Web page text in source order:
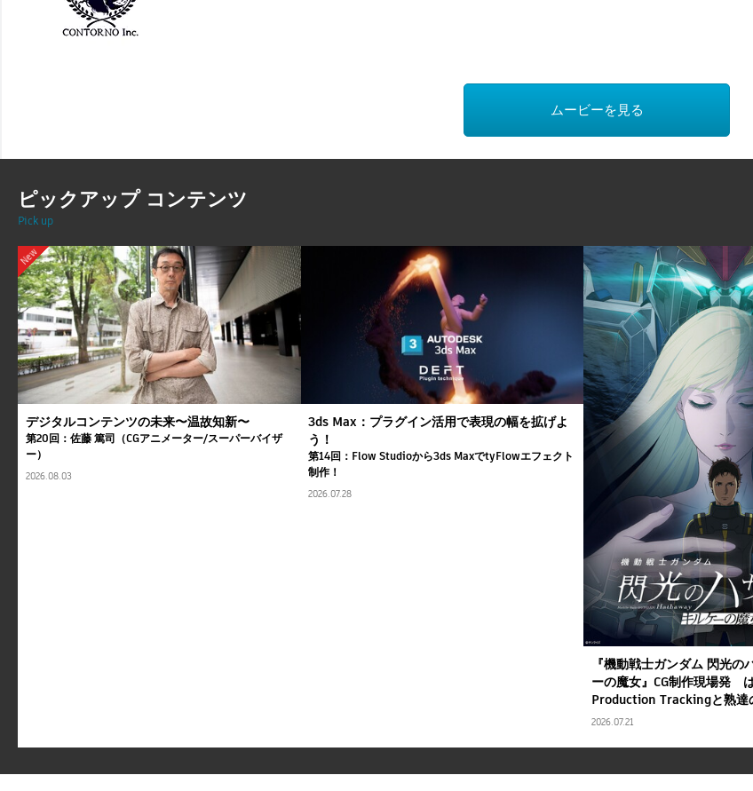
ムービーを見る
ピックアップ コンテンツ
Pick up
New
デジタルコンテンツの未来〜温故知新〜
第20回：佐藤 篤司（CGアニメーター/スーパーバイザ
ー）
2026.08.03
3ds Max：プラグイン活用で表現の幅を拡げよ
う！
第14回：Flow Studioから3ds MaxでtyFlowエフェクト
制作！
2026.07.28
『機動戦士ガンダム 閃光の
ーの魔女』CG制作現場発
Production Trackingと熟達
2026.07.21